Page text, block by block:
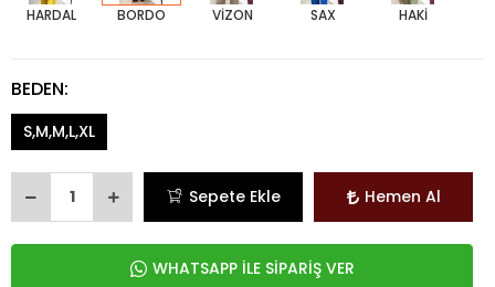
HARDAL BORDO VİZON SAX HAKİ
BEDEN:
S,M,M,L,XL
Sepete Ekle Hemen Al
WHATSAPP İLE SİPARİŞ VER